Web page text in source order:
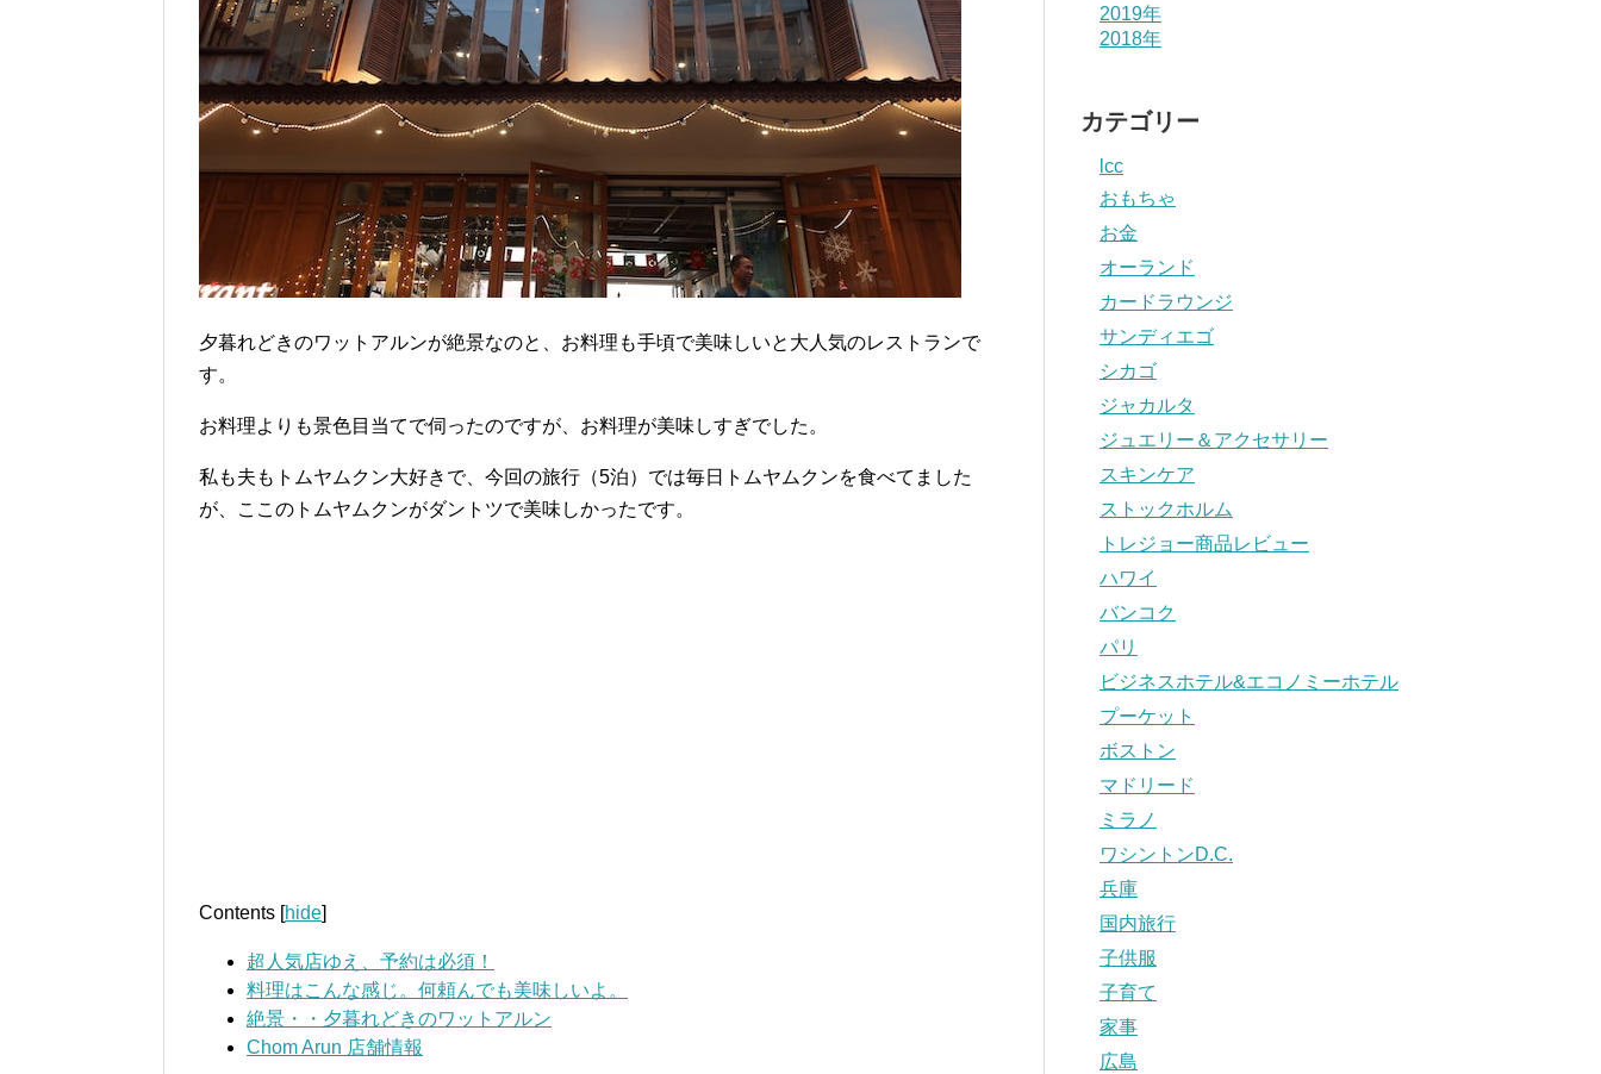
夕暮れどきのワットアルンが絶景なのと、お料理も手頃で美味しいと大人気のレストランで
す。
お料理よりも景色目当てで伺ったのですが、お料理が美味しすぎでした。
私も夫もトムヤムクン大好きで、今回の旅行（5泊）では毎日トムヤムクンを食べてました
が、ここのトムヤムクンがダントツで美味しかったです。
Contents [hide]
超人気店ゆえ、予約は必須！
料理はこんな感じ。何頼んでも美味しいよ。
絶景・・夕暮れどきのワットアルン
Chom Arun 店舗情報
2019年
2018年
カテゴリー
lcc
おもちゃ
お金
オーランド
カードラウンジ
サンディエゴ
シカゴ
ジャカルタ
ジュエリー＆アクセサリー
スキンケア
ストックホルム
トレジョー商品レビュー
ハワイ
バンコク
パリ
ビジネスホテル&エコノミーホテル
プーケット
ボストン
マドリード
ミラノ
ワシントンD.C.
兵庫
国内旅行
子供服
子育て
家事
広島